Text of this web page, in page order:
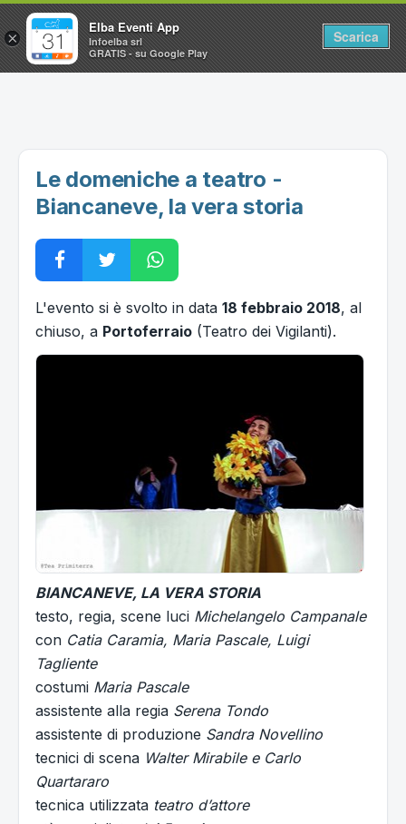
Home
Utilità
Vacanze all'Isola d'Elba
Le domeniche a teatro -
Biancaneve, la vera storia
L'evento si è svolto in data 18 febbraio 2018, al
chiuso, a Portoferraio (Teatro dei Vigilanti).
BIANCANEVE, LA VERA STORIA
testo, regia, scene luci Michelangelo Campanale
con Catia Caramia, Maria Pascale, Luigi
Tagliente
costumi Maria Pascale
assistente alla regia Serena Tondo
assistente di produzione Sandra Novellino
tecnici di scena Walter Mirabile e Carlo
Quartararo
tecnica utilizzata teatro d’attore
×
Elba Eventi App
Infoelba srl
GRATIS - su Google Play
Scarica